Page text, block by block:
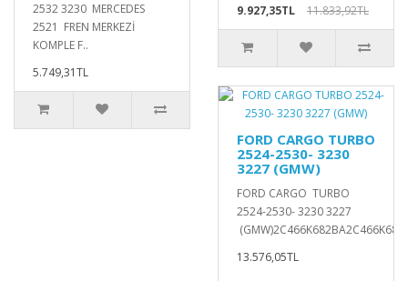
2532 3230 MERCEDES
2521 FREN MERKEZİ
KOMPLE F..
5.749,31TL
9.927,35TL
11.833,92TL
FORD CARGO TURBO
2524-2530- 3230
3227 (GMW)
FORD CARGO TURBO
2524-2530- 3230 3227
13.576,05TL